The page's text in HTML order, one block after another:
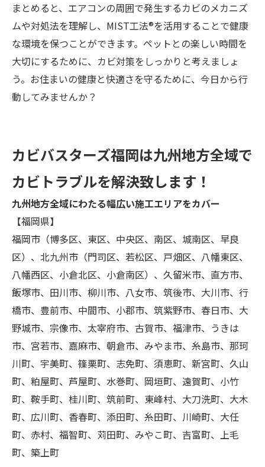
まとめると、エアコンの周囲で発生するカビのメカニズ
ムや対処法を理解し、MIST工法®を活用することで健康
な環境を保つことができます。ペットとの楽しい時間を
大切にするために、カビ対策をしっかりと考えましょ
う。お住まいの健康と快適さを守るために、今日から行
動してみませんか？
カビバスターズ福岡は九州地方全域で
カビトラブルを解決致します！
九州地方全域にわたる幅広い施工エリアをカバー
【福岡県】
福岡市（博多区、東区、中央区、南区、城南区、早良
区）、北九州市（門司区、若松区、戸畑区、八幡東区、
八幡西区、小倉北区、小倉南区）、久留米市、直方市、
飯塚市、田川市、柳川市、八女市、筑後市、大川市、行
橋市、豊前市、中間市、小郡市、筑紫野市、春日市、大
野城市、宗像市、太宰府市、古賀市、福津市、うきは
市、宮若市、嘉麻市、朝倉市、みやま市、糸島市、那珂
川町、宇美町、篠栗町、志免町、須恵町、新宮町、久山
町、粕屋町、芦屋町、水巻町、岡垣町、遠賀町、小竹
町、鞍手町、桂川町、筑前町、東峰村、大刀洗町、大木
町、広川町、香春町、添田町、糸田町、川崎町、大任
町、赤村、福智町、苅田町、みやこ町、吉富町、上毛
町、築上町